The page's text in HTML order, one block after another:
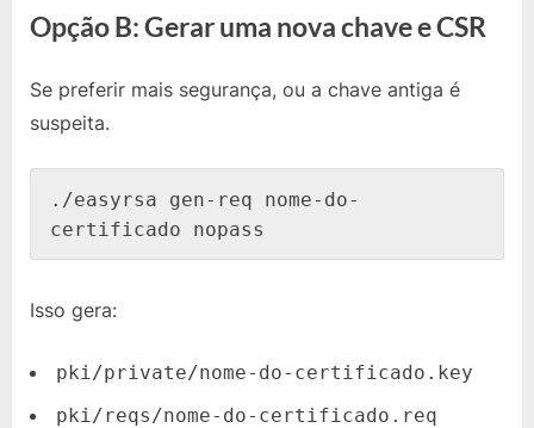
Opção B: Gerar uma nova chave e CSR
Se preferir mais segurança, ou a chave antiga é
suspeita.
./easyrsa gen-req nome-do-
Isso gera:
pki/private/nome-do-certificado.key
pki/reqs/nome-do-certificado.req